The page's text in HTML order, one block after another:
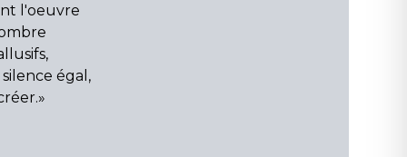
l'oeuvre
égal,